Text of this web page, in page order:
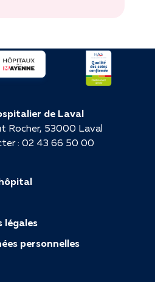
de Laval
Rocher, 53000 Laval
: 02 43 66 50 00
légales
personnelles